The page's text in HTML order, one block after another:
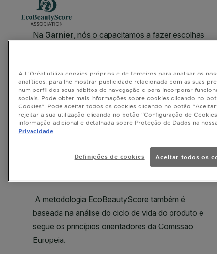
A L'Oréal utiliza cookies próprios e de terceiros para analisar os
analíticos, para lhe mostrar publicidade relacionada com as suas
num perfil dos seus hábitos de navegação e para incorporar
sociais. Pode obter mais informações sobre cookies clicando no
Cookies". Pode aceitar todos os cookies clicando no botão
rejeitar a sua utilização clicando no botão "Configuração de
informação adicional e detalhada sobre Proteção de Dados na
Privacidade
Definições de cookies Aceitar todos os